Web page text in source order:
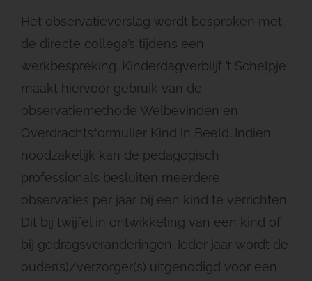
Het observatieverslag wordt besproken met
de directe collega’s tijdens een
werkbespreking. Kinderdagverblijf ’t Schelpje
maakt hiervoor gebruik van de
observatiemethode Welbevinden en
Overdrachtsformulier Kind in Beeld. Indien
noodzakelijk kan de pedagogisch
professionals besluiten meerdere
observaties per jaar bij een kind te verrichten.
Dit bij twijfel in ontwikkeling van een kind of
bij gedragsveranderingen. Ieder jaar wordt de
ouder(s)/verzorger(s) uitgenodigd voor een